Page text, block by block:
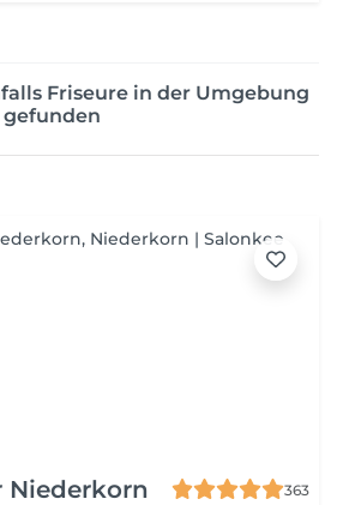
Friseure in der Umgebung
gefunden
Niederkorn
363